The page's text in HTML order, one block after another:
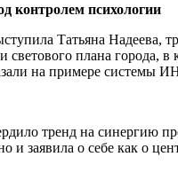
контролем психологии
Татьяна Надеева,
плана города,
на примере системы
тренд на синергию
заявила о себе как о